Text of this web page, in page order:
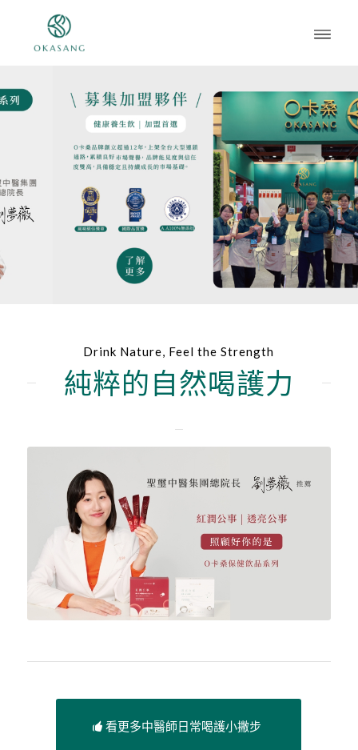
Drink Nature, Feel the Strength
純粹的自然喝護力
看更多中醫師日常喝護小撇步